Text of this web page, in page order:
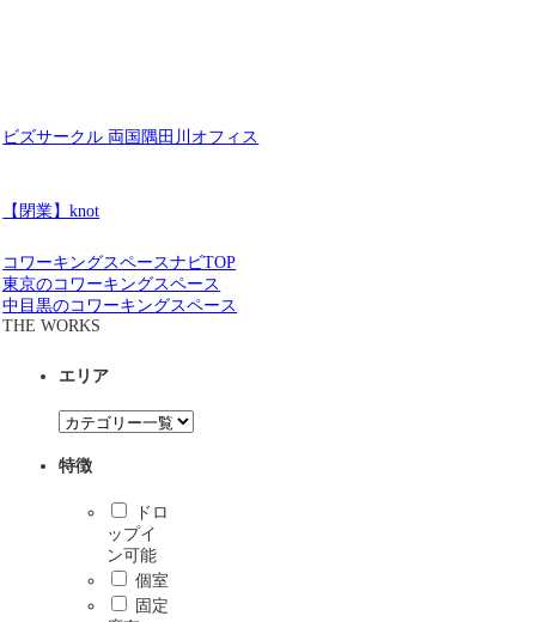
ビズサークル 両国隅田川オフィス
【閉業】knot
コワーキングスペースナビTOP
東京のコワーキングスペース
中目黒のコワーキングスペース
THE WORKS
エリア
特徴
ドロ
ップイ
ン可能
個室
固定